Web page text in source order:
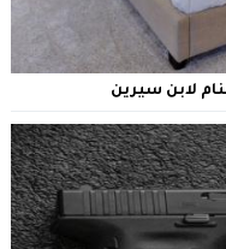
لابن سيرين